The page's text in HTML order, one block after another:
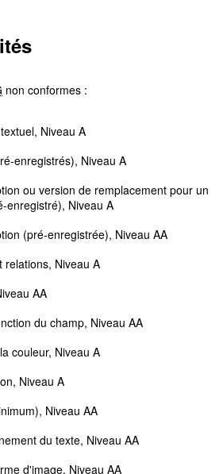
non conformes :
Niveau A
enregistrés), Niveau A
ou version de remplacement pour un
enregistré), Niveau A
(pré-enregistrée), Niveau AA
relations, Niveau A
AA
du champ, Niveau AA
couleur, Niveau A
Niveau A
Niveau AA
du texte, Niveau AA
d'image, Niveau AA